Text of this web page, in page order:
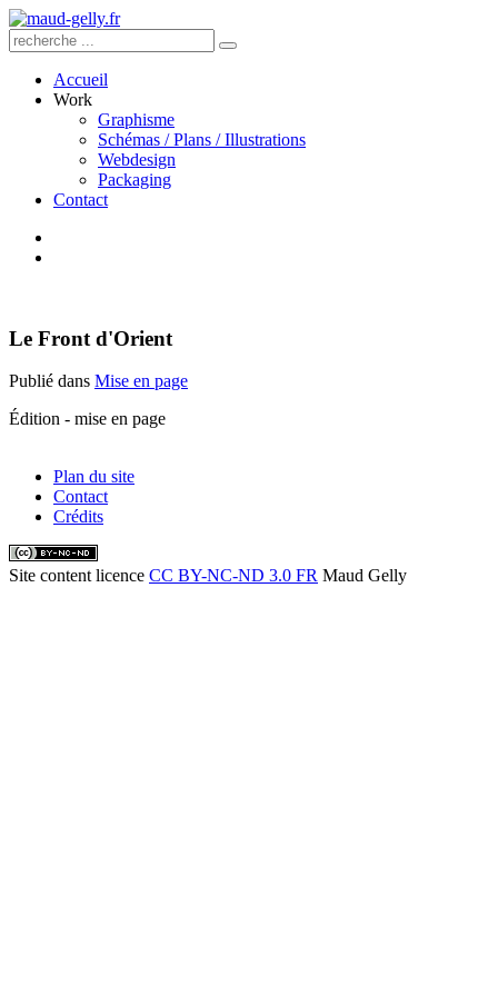
Accueil
Work
Graphisme
Schémas / Plans / Illustrations
Webdesign
Packaging
Contact
Le Front d'Orient
Publié dans Mise en page
Édition - mise en page
Plan du site
Contact
Crédits
Site content licence CC BY-NC-ND 3.0 FR Maud Gelly